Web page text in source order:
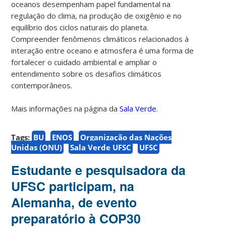
oceanos desempenham papel fundamental na
regulação do clima, na produção de oxigênio e no
equilíbrio dos ciclos naturais do planeta.
Compreender fenômenos climáticos relacionados à
interação entre oceano e atmosfera é uma forma de
fortalecer o cuidado ambiental e ampliar o
entendimento sobre os desafios climáticos
contemporâneos.
Mais informações na página daSala Verde.
Tags: BU ENOS
Organização das Nações
Unidas (ONU)
Sala Verde UFSC UFSC
Estudante e pesquisadora da
UFSC participam, na
Alemanha, de evento
preparatório à COP30